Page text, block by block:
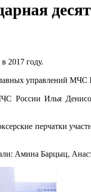
2017 году.
управлений
России Илья
перчатки
Амина Барцыц,